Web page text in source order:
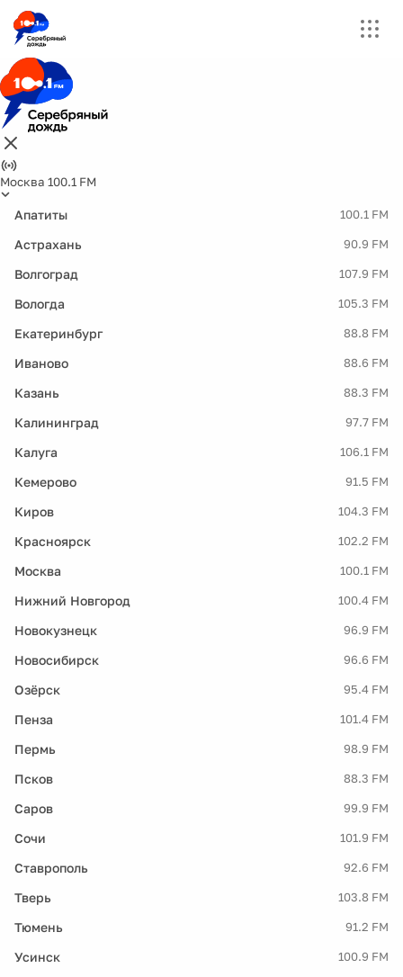
Москва 100.1 FM
Апатиты 100.1 FM
Астрахань 90.9 FM
Волгоград 107.9 FM
Вологда 105.3 FM
Екатеринбург 88.8 FM
Иваново 88.6 FM
Казань 88.3 FM
Калининград 97.7 FM
Калуга 106.1 FM
Кемерово 91.5 FM
Киров 104.3 FM
Красноярск 102.2 FM
Москва 100.1 FM
Нижний Новгород 100.4 FM
Новокузнецк 96.9 FM
Новосибирск 96.6 FM
Озёрск 95.4 FM
Пенза 101.4 FM
Пермь 98.9 FM
Псков 88.3 FM
Саров 99.9 FM
Сочи 101.9 FM
Ставрополь 92.6 FM
Тверь 103.8 FM
Тюмень 91.2 FM
Усинск 100.9 FM